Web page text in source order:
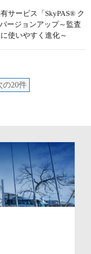
サービス「SkyPAS® ク
ージョンアップ～監査
使いやすく進化～
の20件